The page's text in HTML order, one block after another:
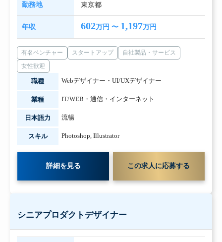
勤務地 東京都
年収 602万円 〜 1,197万円
有名ベンチャー スタートアップ
自社製品・サービス
女性歓迎
職種 Webデザイナー・UI/UXデザイナー
業種 IT/WEB・通信・インターネット
日本語力 流暢
スキル Photoshop, Illustrator
詳細を見る この求人に応募する
シニアプロダクトデザイナー